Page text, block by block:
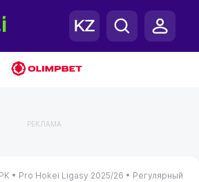
РЕКЛАМА
• Pro Hokei Ligasy 2025/26 • Регулярный